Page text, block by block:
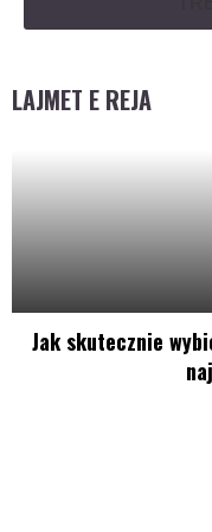
LAJMET E REJA
Jak skutecznie